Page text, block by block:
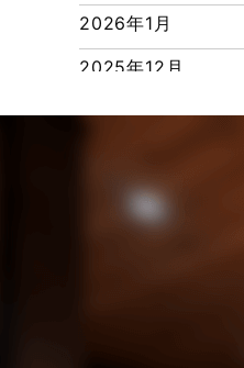
三郷中央駅店-ブログ
2026年1月
2025年12月
2025年11月
2025年9月